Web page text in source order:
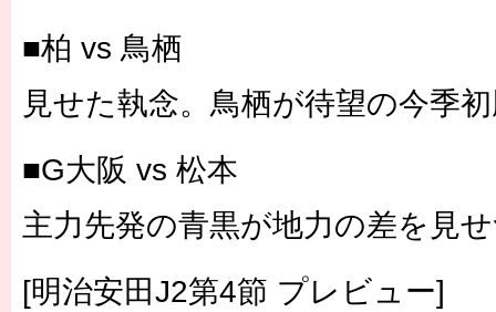
■柏 vs 鳥栖
見せた執念。鳥栖が待望の今季
■G大阪 vs 松本
主力先発の青黒が地力の差を見
[明治安田J2第4節 プレビュー]